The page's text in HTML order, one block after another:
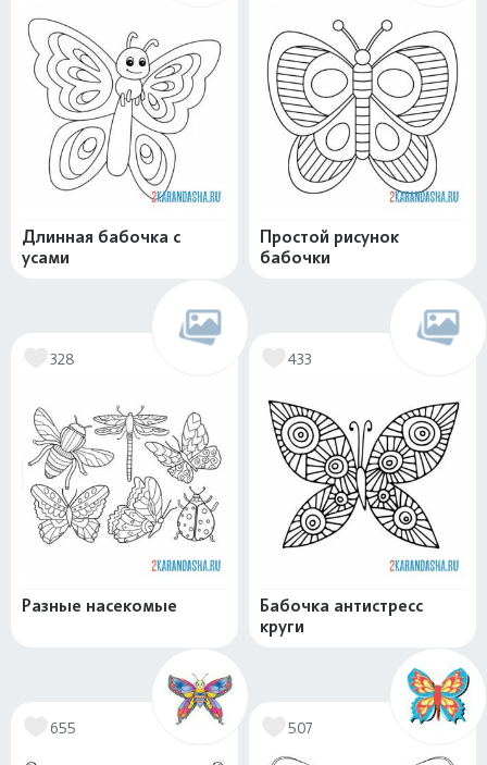
Длинная бабочка с
усами
Простой рисунок
бабочки
328
Разные насекомые
433
Бабочка антистресс
круги
655 507